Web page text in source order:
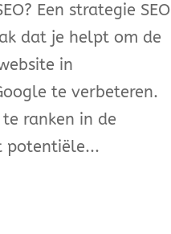
Een strategie SEO
dat je helpt om de
in
te verbeteren.
ranken in de
potentiële...